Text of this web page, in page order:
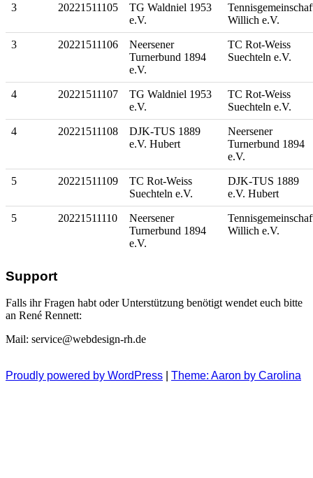
3 20221511105
TG Waldniel 1953
e.V.
Willich e.V.
3 20221511106
Neersener
Turnerbund 1894
e.V.
TC Rot-Weiss
Suechteln e.V.
4 20221511107
TG Waldniel 1953
e.V.
TC Rot-Weiss
Suechteln e.V.
4 20221511108
DJK-TUS 1889
e.V. Hubert
Neersener
Turnerbund 1894
e.V.
5 20221511109
TC Rot-Weiss
Suechteln e.V.
DJK-TUS 1889
e.V. Hubert
5 20221511110
Neersener
Turnerbund 1894
e.V.
Willich e.V.
Sidebar
Support
Falls ihr Fragen habt oder Unterstützung benötigt wendet euch bitte
an René Rennett:
Mail: service@webdesign-rh.de
Content
Proudly powered by WordPress Theme: Aaron by Carolina